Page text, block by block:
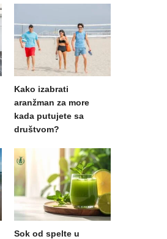
Kako izabrati
aranžman za more
kada putujete sa
društvom?
Sok od spelte u